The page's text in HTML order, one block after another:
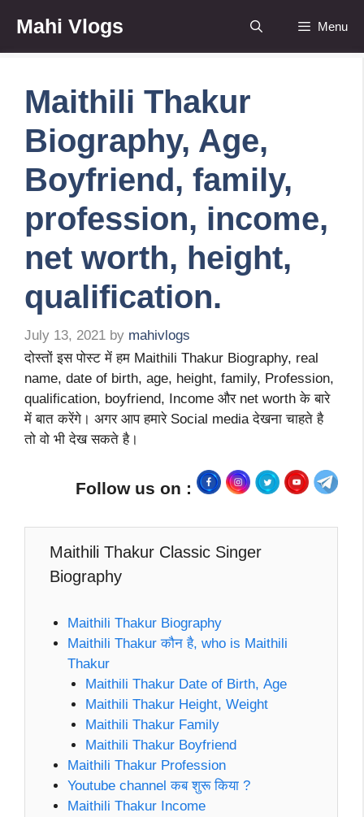
content
Mahi Vlogs Menu
Maithili Thakur
Biography, Age,
Boyfriend, family,
profession, income,
net worth, height,
qualification.
July 13, 2021 by mahivlogs
दोस्तों इस पोस्ट में हम Maithili Thakur Biography, real
name, date of birth, age, height, family, Profession,
qualification, boyfriend, Income और net worth के बारे
में बात करेंगे। अगर आप हमारे Social media देखना चाहते है
तो वो भी देख सकते है।
Follow us on :
Maithili Thakur Classic Singer
Biography
Maithili Thakur Biography
Maithili Thakur कौन है, who is Maithili
Thakur
Maithili Thakur Date of Birth, Age
Maithili Thakur Height, Weight
Maithili Thakur Family
Maithili Thakur Boyfriend
Maithili Thakur Profession
Youtube channel कब शुरू किया ?
Maithili Thakur Income